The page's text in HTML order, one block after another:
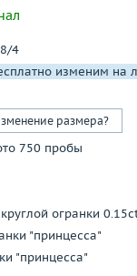
все
4
изменим на
размера?
750 пробы
огранки
"принцесса"
"принцесса"